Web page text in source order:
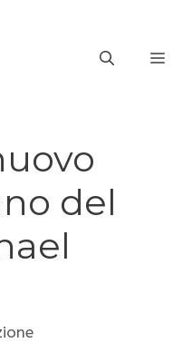
del